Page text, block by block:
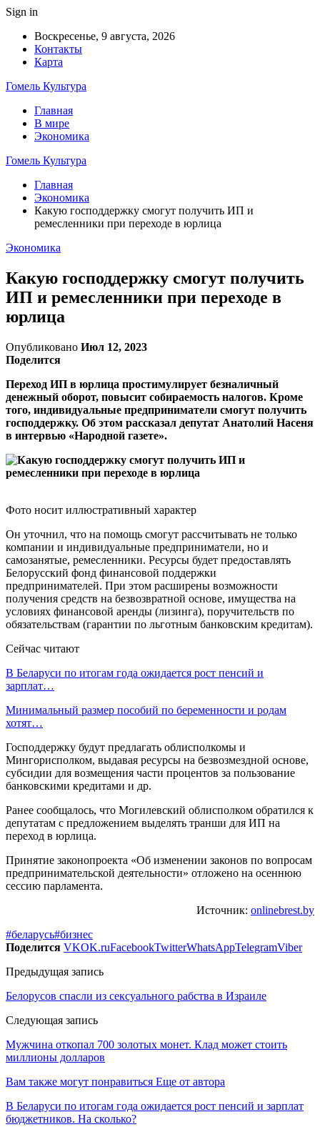
Sign in
Воскресенье, 9 августа, 2026
Контакты
Карта
Гомель Культура
Главная
В мире
Экономика
Гомель Культура
Главная
Экономика
Какую господдержку смогут получить ИП и
ремесленники при переходе в юрлица
Экономика
Какую господдержку смогут получить
ИП и ремесленники при переходе в
юрлица
Опубликовано Июл 12, 2023
Поделится
Переход ИП в юрлица простимулирует безналичный
денежный оборот, повысит собираемость налогов. Кроме
того, индивидуальные предприниматели смогут получить
господдержку. Об этом рассказал депутат Анатолий Насеня
в интервью «Народной газете».
Фото носит иллюстративный характер
Он уточнил, что на помощь смогут рассчитывать не только
компании и индивидуальные предприниматели, но и
самозанятые, ремесленники. Ресурсы будет предоставлять
Белорусский фонд финансовой поддержки
предпринимателей. При этом расширены возможности
получения средств на безвозвратной основе, имущества на
условиях финансовой аренды (лизинга), поручительств по
обязательствам (гарантии по льготным банковским кредитам).
Сейчас читают
В Беларуси по итогам года ожидается рост пенсий и
зарплат…
Минимальный размер пособий по беременности и родам
хотят…
Господдержку будут предлагать облисполкомы и
Мингорисполком, выдавая ресурсы на безвозмездной основе,
субсидии для возмещения части процентов за пользование
банковскими кредитами и др.
Ранее сообщалось, что Могилевский облисполком обратился к
депутатам с предложением выделять транши для ИП на
переход в юрлица.
Принятие законопроекта «Об изменении законов по вопросам
предпринимательской деятельности» отложено на осеннюю
сессию парламента.
Источник: onlinebrest.by
#беларусь#бизнес
Поделится VKOK.ruFacebookTwitterWhatsAppTelegramViber
Предыдущая запись
Белорусов спасли из сексуального рабства в Израиле
Следующая запись
Мужчина откопал 700 золотых монет. Клад может стоить
миллионы долларов
Вам также могут понравиться Еще от автора
В Беларуси по итогам года ожидается рост пенсий и зарплат
бюджетников. На сколько?